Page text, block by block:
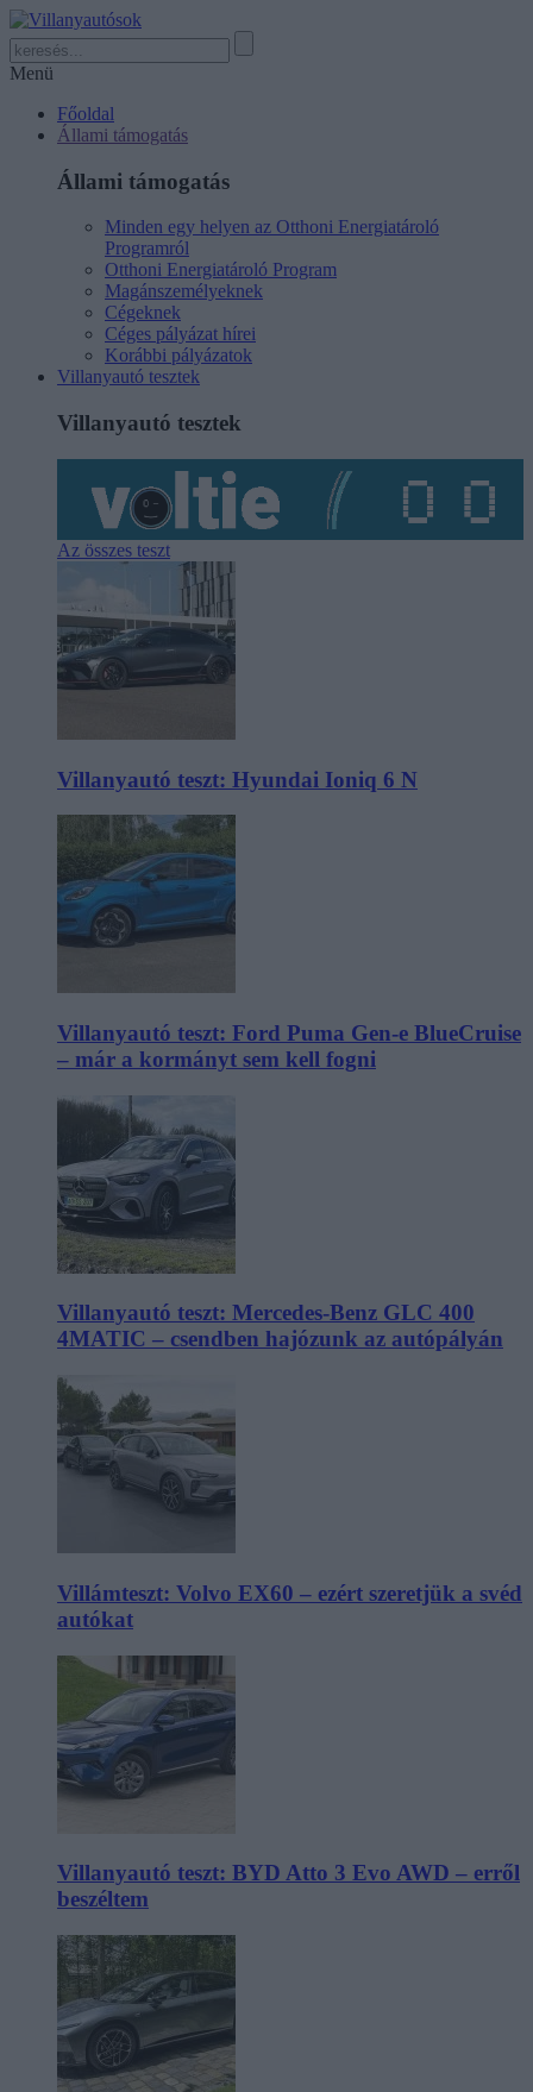
Menü
Főoldal
Állami támogatás
Állami támogatás
Minden egy helyen az Otthoni Energiatároló
Programról
Otthoni Energiatároló Program
Magánszemélyeknek
Cégeknek
Céges pályázat hírei
Korábbi pályázatok
Villanyautó tesztek
Villanyautó tesztek
Az összes teszt
Villanyautó teszt: Hyundai Ioniq 6 N
Villanyautó teszt: Ford Puma Gen-e BlueCruise
– már a kormányt sem kell fogni
Villanyautó teszt: Mercedes-Benz GLC 400
4MATIC – csendben hajózunk az autópályán
Villámteszt: Volvo EX60 – ezért szeretjük a svéd
autókat
Villanyautó teszt: BYD Atto 3 Evo AWD – erről
beszéltem